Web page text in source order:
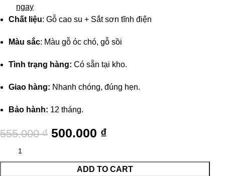
ngay
Chất liệu: Gỗ cao su + Sắt sơn tĩnh điện
Màu sắc: Màu gỗ óc chó, gỗ sồi
Tình trạng hàng: Có sẵn tại kho.
Giao hàng: Nhanh chóng, đúng hẹn.
Bảo hành: 12 tháng.
555.000₫ 500.000 ₫
ADD TO CART